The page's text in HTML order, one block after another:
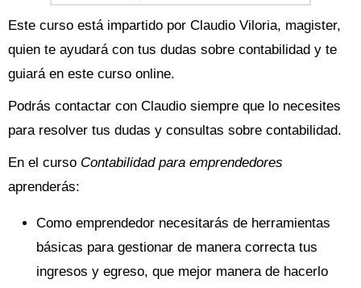
Este curso está impartido por Claudio Viloria, magister,
quien te ayudará con tus dudas sobre contabilidad y te
guiará en este curso online.
Podrás contactar con Claudio siempre que lo necesites
para resolver tus dudas y consultas sobre contabilidad.
En el curso Contabilidad para emprendedores
aprenderás:
Como emprendedor necesitarás de herramientas
básicas para gestionar de manera correcta tus
ingresos y egreso, que mejor manera de hacerlo